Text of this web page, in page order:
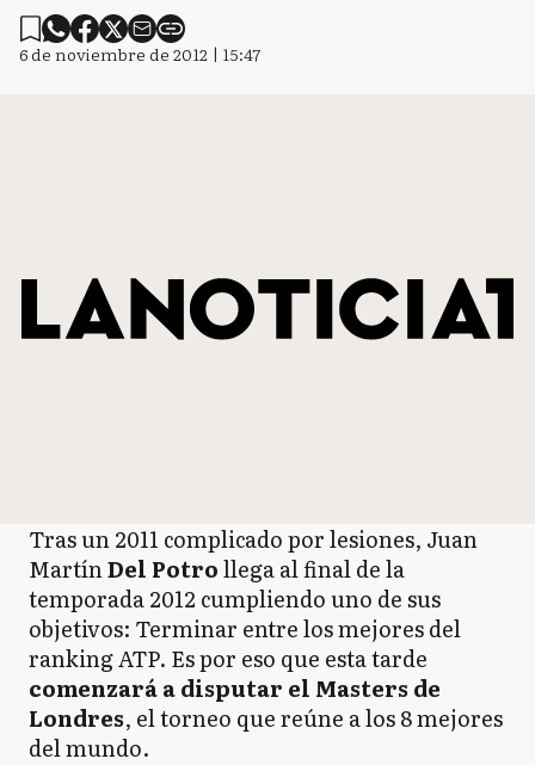
6 de noviembre de 2012 | 15:47
Tras un 2011 complicado por lesiones, Juan
MartínDel Potrollega al final de la
temporada 2012 cumpliendo uno de sus
objetivos: Terminar entre los mejores del
ranking ATP. Es por eso que esta tarde
comenzará a disputar el Masters de
Londres, el torneo que reúne a los 8 mejores
del mundo.